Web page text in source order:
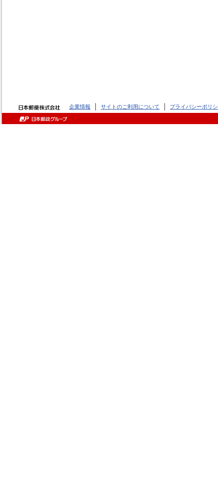
企業情報 サイトのご利用について プライバシーポリ